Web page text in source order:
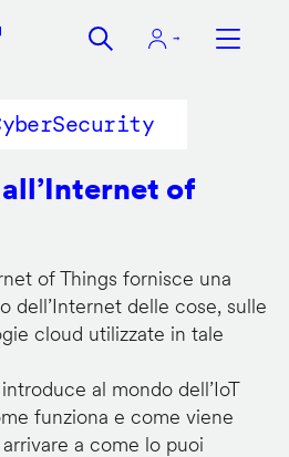
of
of Things fornisce una
dell’Internet delle cose, sulle
cloud utilizzate in tale
al mondo dell’IoT
funziona e come viene
a come lo puoi